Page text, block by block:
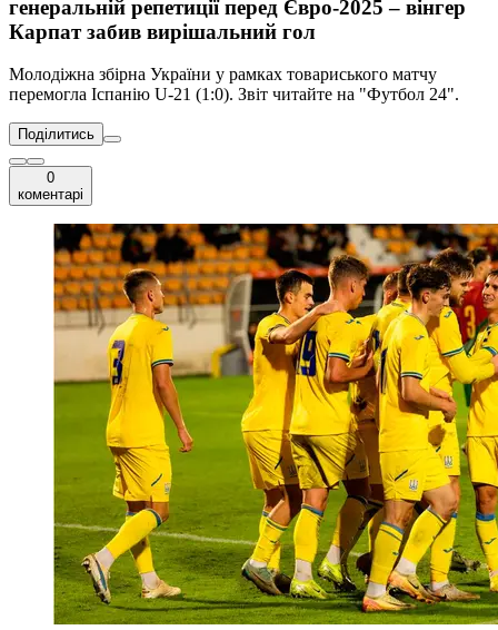
генеральній репетиції перед Євро-2025 – вінгер
Карпат забив вирішальний гол
Молодіжна збірна України у рамках товариського матчу
перемогла Іспанію U-21 (1:0). Звіт читайте на "Футбол 24".
Поділитись
0
коментарі